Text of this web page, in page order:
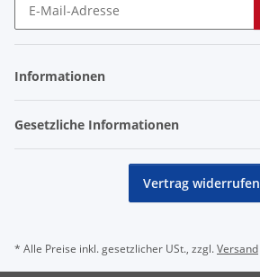
Informationen
Gesetzliche Informationen
Vertrag widerrufen
* Alle Preise inkl. gesetzlicher USt., zzgl.Versand